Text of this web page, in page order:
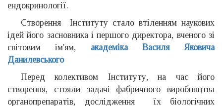
ендокринології.
Створення Інституту стало втіленням наукових
ідей його засновника і першого директора, вченого зі
світовим ім'ям, академіка Василя Яковича
Данилевського
Перед колективом Інституту, на час його
створення, стояли задачі фабричного виробництва
органопрепаратів, дослідження їх біологічних